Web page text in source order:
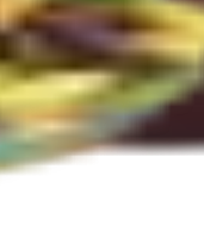
máčené v čokoládě